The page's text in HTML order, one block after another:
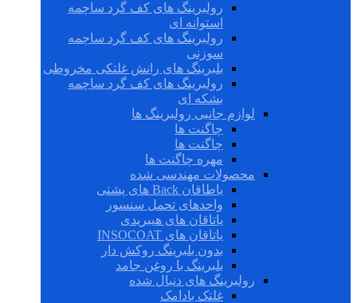
رولبرینگ های کف گرد ساچمه
استوانه ای
رولبرینگ های کف گرد ساچمه
سوزنی
بلبرینگ های رانش غلتکی مخروطی
رولبرینگ های کف گرد ساچمه
بشکه ای
لوازم جانبی رولبرینگ ها
چاگنت ها
چاگنت ها
مهره چاگنت ها
محصولات مهندسی شده
یاطاقان Back های پشتی
واحدهای تحمل سنسور
یاتاقان های هیبریدی
یاتاقان های INSOCOAT
بدون بلبرینگ روکش دار
بلبرینگ با روغن جامد
رولبرینگ های دنبال شده
غلتک بادامک